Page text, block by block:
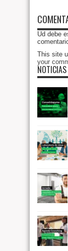
Ud debe
This site
your
NOTICIAS